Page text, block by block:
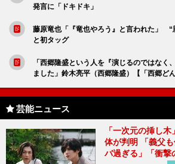
発言に「ドキドキ」
藤原竜也「『竜也やろう』と言われた」 “
と初タッグ
「西郷隆盛という人を『演じるのではなく
ました」鈴木亮平（西郷隆盛）【「西郷ど
芸能ニュース
「一次元の挿し
体が判明 「義父
バ過ぎる」「衝撃